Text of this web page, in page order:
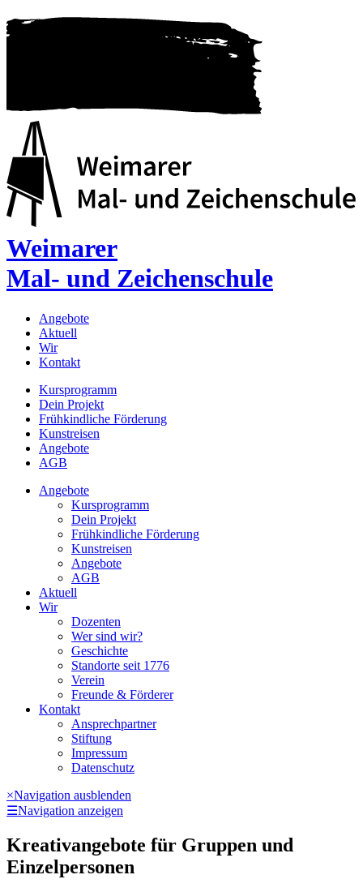
Weimarer
Mal- und Zeichenschule
Angebote
Aktuell
Wir
Kontakt
Kursprogramm
Dein Projekt
Frühkindliche Förderung
Kunstreisen
Angebote
AGB
Angebote
Kursprogramm
Dein Projekt
Frühkindliche Förderung
Kunstreisen
Angebote
AGB
Aktuell
Wir
Dozenten
Wer sind wir?
Geschichte
Standorte seit 1776
Verein
Freunde & Förderer
Kontakt
Ansprechpartner
Stiftung
Impressum
Datenschutz
×Navigation ausblenden
☰Navigation anzeigen
Kreativangebote für Gruppen und
Einzelpersonen